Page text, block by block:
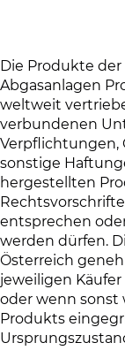
t
Die Produkte
Abgasanlagen
weltweit
verbundenen
Verpflichtungen,
sonstige
hergestellten
entsprechen
werden dürfen.
Österreich
jeweiligen
oder wenn sonst
Produkts